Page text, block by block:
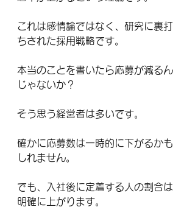
これは感情論ではなく、研究に裏打
ちされた採用戦略です。
本当のことを書いたら応募が減るん
じゃないか？
そう思う経営者は多いです。
確かに応募数は一時的に下がるかも
しれません。
でも、入社後に定着する人の割合は
明確に上がります。